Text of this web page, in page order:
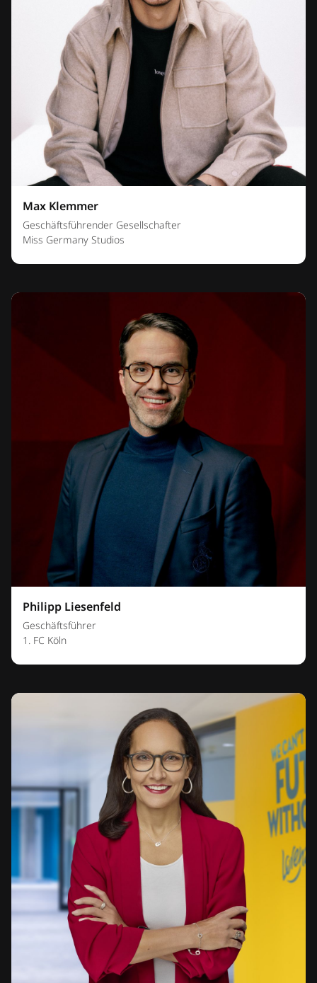
Max Klemmer
Geschäftsführender Gesellschafter
Miss Germany Studios
Philipp Liesenfeld
Geschäftsführer
1. FC Köln